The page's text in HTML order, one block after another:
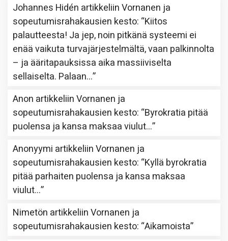
Johannes Hidén artikkeliinVornanen ja
sopeutumisrahakausien kesto: “Kiitos
palautteesta! Ja jep, noin pitkänä systeemi ei
enää vaikuta turvajärjestelmältä, vaan palkinnolta
– ja ääritapauksissa aika massiiviselta
sellaiselta. Palaan…”
Anon artikkeliinVornanen ja
sopeutumisrahakausien kesto: “Byrokratia pitää
puolensa ja kansa maksaa viulut…”
Anonyymi artikkeliinVornanen ja
sopeutumisrahakausien kesto: “Kyllä byrokratia
pitää parhaiten puolensa ja kansa maksaa
viulut…”
Nimetön artikkeliinVornanen ja
sopeutumisrahakausien kesto: “Aikamoista”